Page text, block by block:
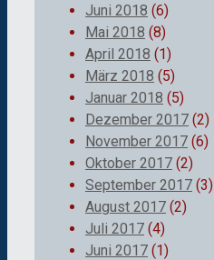
Juni 2018 (6)
Mai 2018 (8)
April 2018 (1)
März 2018 (5)
Januar 2018 (5)
Dezember 2017 (2)
November 2017 (6)
Oktober 2017 (2)
September 2017 (3)
August 2017 (2)
Juli 2017 (4)
Juni 2017 (1)